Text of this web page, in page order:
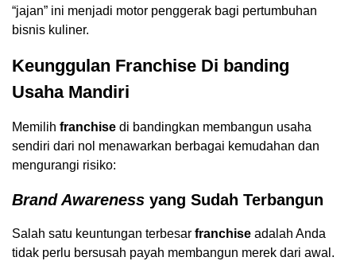
“jajan” ini menjadi motor penggerak bagi pertumbuhan
bisnis kuliner.
Keunggulan Franchise Di banding
Usaha Mandiri
Memilih franchise di bandingkan membangun usaha
sendiri dari nol menawarkan berbagai kemudahan dan
mengurangi risiko:
Brand Awareness yang Sudah Terbangun
Salah satu keuntungan terbesar franchise adalah Anda
tidak perlu bersusah payah membangun merek dari awal.